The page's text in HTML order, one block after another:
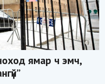
ямар ч эмч,